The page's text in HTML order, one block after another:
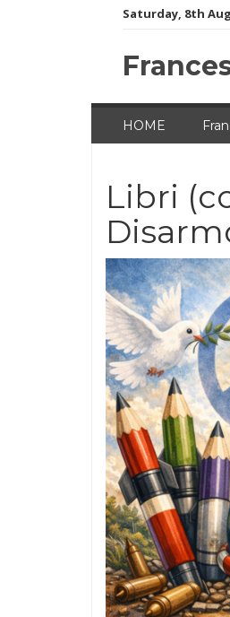
Saturday, 8th
HOME
Libri